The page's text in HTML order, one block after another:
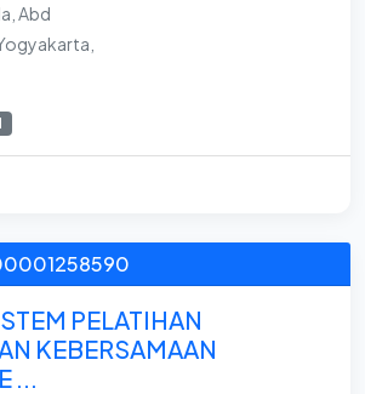
Abd
PELATIHAN
KEBERSAMAAN